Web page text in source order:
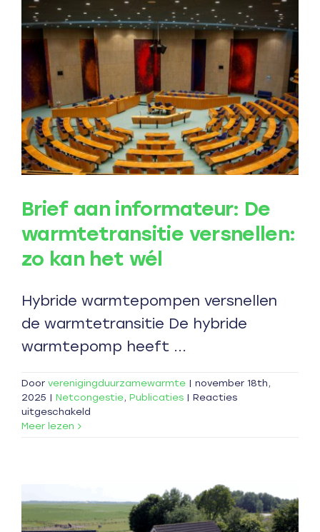
Brief aan informateur: De
warmtetransitie versnellen:
zo kan het wél
Hybride warmtepompen versnellen
de warmtetransitie De hybride
warmtepomp heeft ...
Door verenigingduurzamewarmte | november 18th,
2025 | Netcongestie, Publicaties | Reacties
uitgeschakeld
zo
kan
Meer lezen